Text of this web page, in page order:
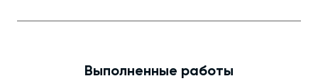
Выполненные работы